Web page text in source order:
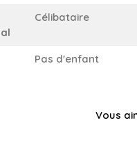
Célibataire
Pas d'enfant
Vous